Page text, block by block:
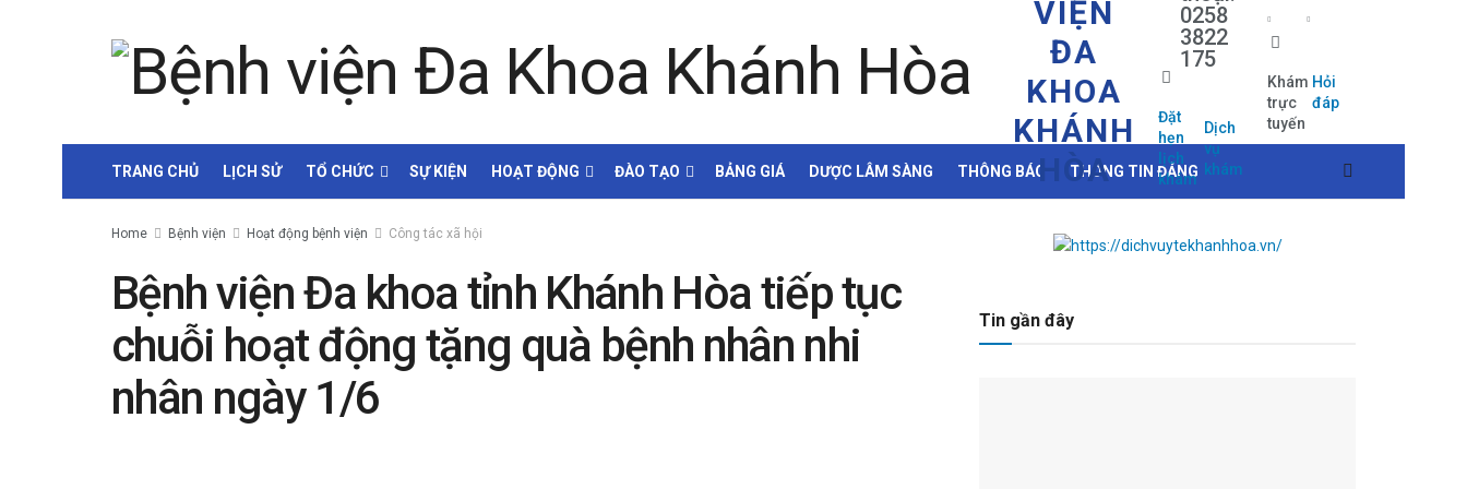
VIỆN
ĐA
KHOA
KHÁNH
HÒA
0258
3822
175
Đặt
hẹn
lịch
khám
Dịch
vụ
khám
Khám
trực
tuyến
Hỏi
đáp
TRANG CHỦ LỊCH SỬ TỔ CHỨC SỰ KIỆN HOẠT ĐỘNG ĐÀO TẠO BẢNG GIÁ DƯỢC LÂM SÀNG THÔNG BÁO THÔNG TIN ĐẢNG
Home Bệnh viện Hoạt động bệnh viện Công tác xã hội
Bệnh viện Đa khoa tỉnh Khánh Hòa tiếp tục
chuỗi hoạt động tặng quà bệnh nhân nhi
nhân ngày 1/6
Tin gần đây